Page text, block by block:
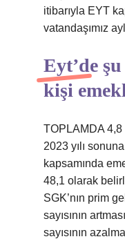
itibarıyla EYT
vatandaşımız
Eyt’de
kişi
TOPLAMDA 4,8
2023 yılı
kapsamında
48,1 olarak
SGK’nın prim
sayısının
sayısının